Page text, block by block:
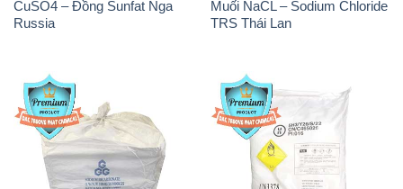
CuSO4 – Đồng Sunfat Nga
Russia
Muối NaCL – Sodium Chloride
TRS Thái Lan